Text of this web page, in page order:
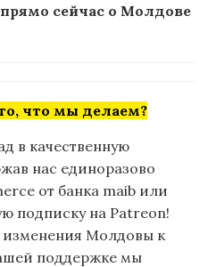
сейчас о Молдове
что мы делаем?
в качественную
нас единоразово
от банка maib или
подписку на Patreon!
изменения Молдовы к
поддержке мы